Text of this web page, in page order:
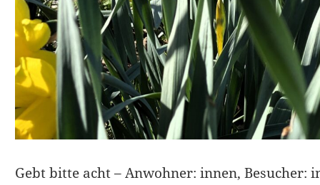
Gebt bitte acht – Anwohner: innen, Besucher: